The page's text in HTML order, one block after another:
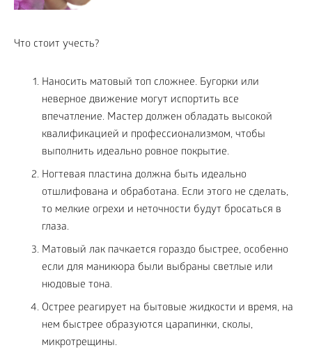
Что стоит учесть?
Наносить матовый топ сложнее. Бугорки или
неверное движение могут испортить все
впечатление. Мастер должен обладать высокой
квалификацией и профессионализмом, чтобы
выполнить идеально ровное покрытие.
Ногтевая пластина должна быть идеально
отшлифована и обработана. Если этого не сделать,
то мелкие огрехи и неточности будут бросаться в
глаза.
Матовый лак пачкается гораздо быстрее, особенно
если для маникюра были выбраны светлые или
нюдовые тона.
Острее реагирует на бытовые жидкости и время, на
нем быстрее образуются царапинки, сколы,
микротрещины.